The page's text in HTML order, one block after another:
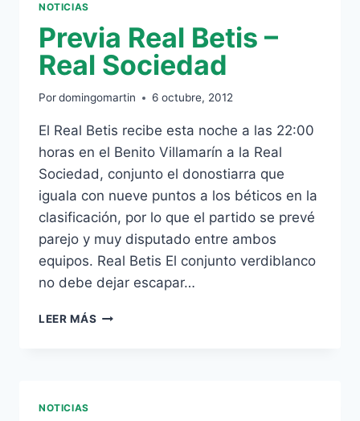
NOTICIAS
Previa Real Betis –
Real Sociedad
Pordomingomartin 6 octubre, 2012
El Real Betis recibe esta noche a las 22:00
horas en el Benito Villamarín a la Real
Sociedad, conjunto el donostiarra que
iguala con nueve puntos a los béticos en la
clasificación, por lo que el partido se prevé
parejo y muy disputado entre ambos
equipos. Real Betis El conjunto verdiblanco
no debe dejar escapar…
LEER MÁS PREVIA
NOTICIAS